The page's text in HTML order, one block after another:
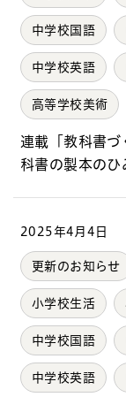
中学校国語
中学校英語
高等学校美術
連載「教科書
科書の製本のひ
2025年4月4日
更新のお知らせ
小学校生活
中学校国語
中学校英語